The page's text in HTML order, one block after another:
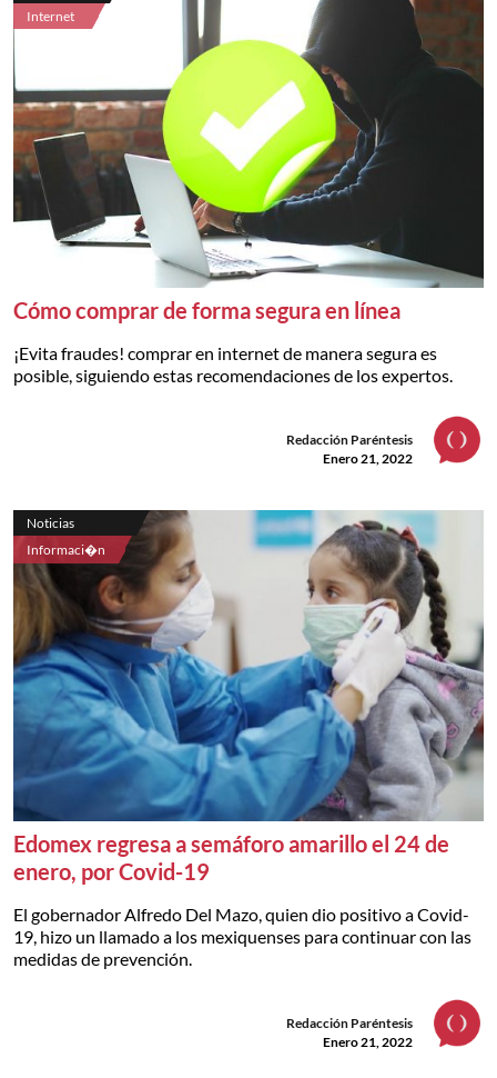
Internet
Cómo comprar de forma segura en línea
¡Evita fraudes! comprar en internet de manera segura es
posible, siguiendo estas recomendaciones de los expertos.
Redacción Paréntesis
Enero 21, 2022
Noticias
Informaci�n
Edomex regresa a semáforo amarillo el 24 de
enero, por Covid-19
El gobernador Alfredo Del Mazo, quien dio positivo a Covid-
19, hizo un llamado a los mexiquenses para continuar con las
medidas de prevención.
Redacción Paréntesis
Enero 21, 2022